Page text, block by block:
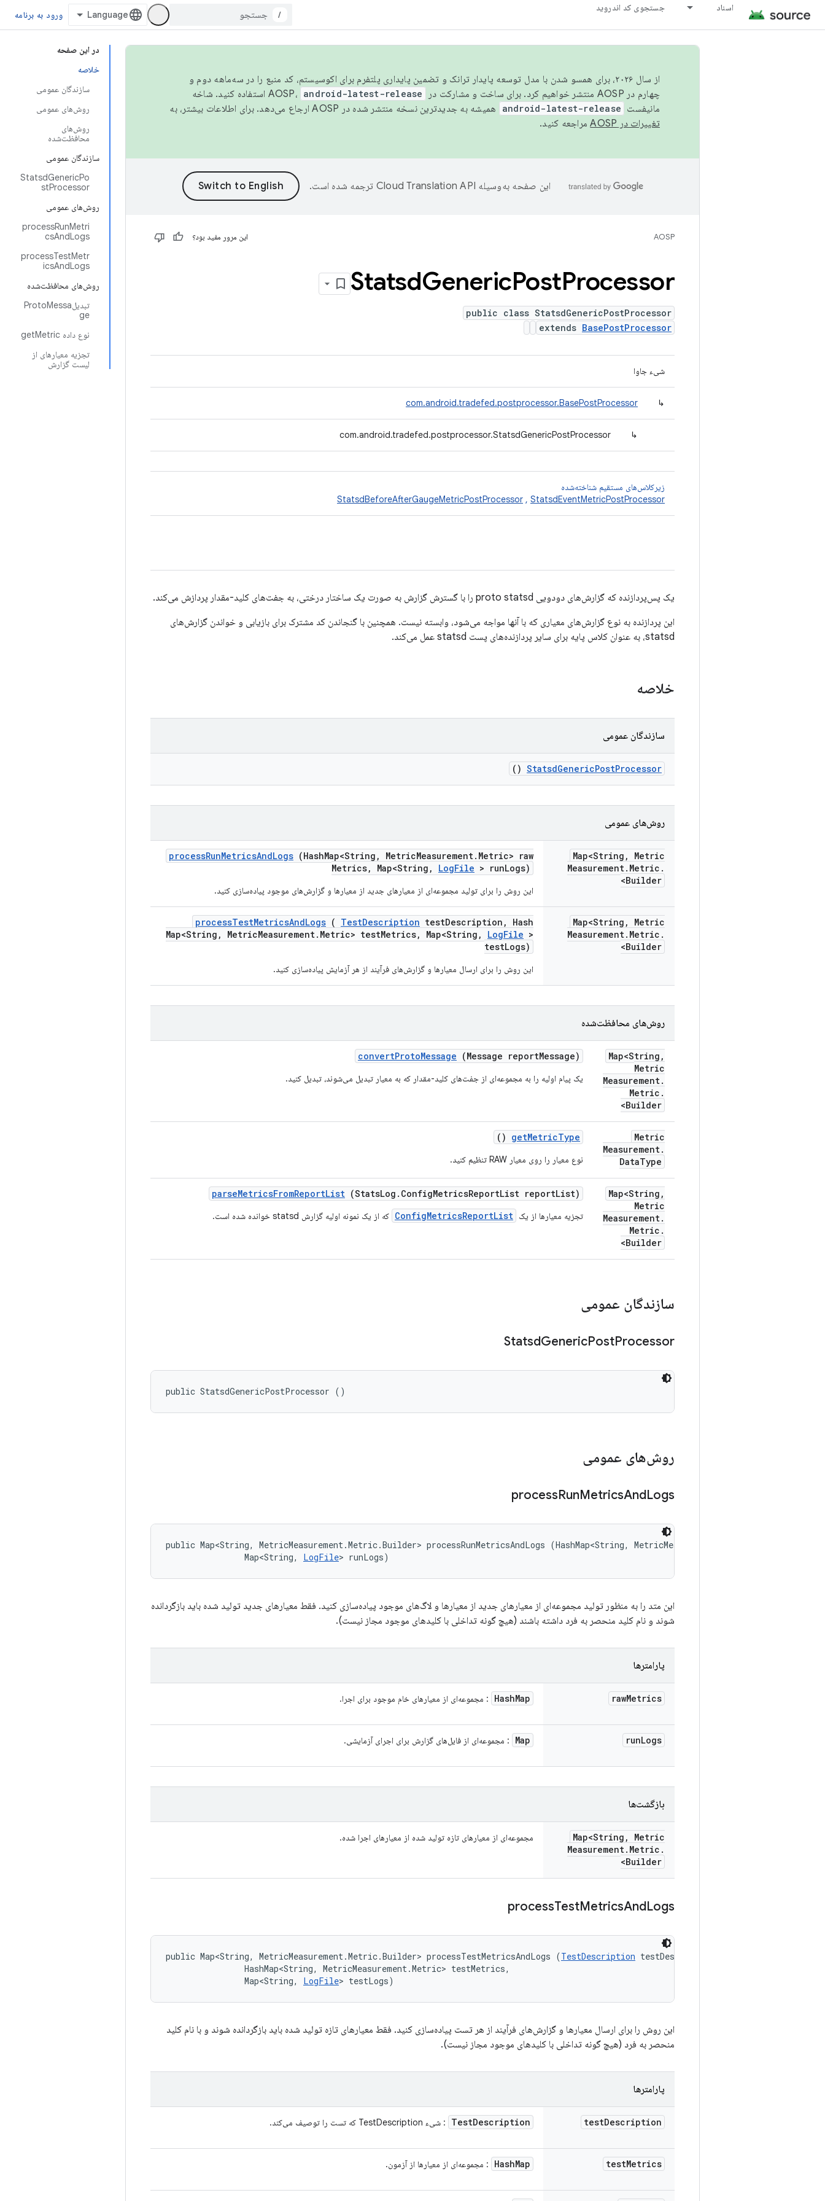
اسناد جستجوی کد اندروید
/ ورود به برنامه
در این صفحه
خلاصه
سازندگان عمومی
روش‌های عمومی
روش‌های
محافظت‌شده
سازندگان عمومی
StatsdGenericPo
stProcessor
روش‌های عمومی
processRunMetri
csAndLogs
processTestMetr
icsAndLogs
روش‌های محافظت‌شده
تبدیلProtoMessa
ge
نوع داده getMetric
تجزیه معیارهای از
لیست گزارش
از سال ۲۰۲۶، برای همسو شدن با مدل توسعه پایدار ترانک و تضمین پایداری پلتفرم برای اکوسیستم، کد منبع را در سه‌ماهه دوم و
چهارم در AOSP منتشر خواهیم کرد. برای ساخت و مشارکت در AOSP،
android-latest-release
استفاده کنید. شاخه
مانیفست android-latest-release
همیشه به جدیدترین نسخه منتشر شده در AOSP ارجاع می‌دهد. برای اطلاعات بیشتر، به
تغییرات در AOSP
مراجعه کنید.
این صفحه به‌وسیله ترجمه شده است.
AOSP این مرور مفید بود؟
StatsdGenericPostProcessor
public class StatsdGenericPostProcessor
extends BasePostProcessor
شیء جاوا
↳
com.android.tradefed.postprocessor.BasePostProcessor
↳
com.android.tradefed.postprocessor.StatsdGenericPostProcessor
زیرکلاس‌های مستقیم شناخته‌شده
StatsdBeforeAfterGaugeMetricPostProcessor , StatsdEventMetricPostProcessor
یک پس‌پردازنده که گزارش‌های دودویی proto statsd را با گسترش گزارش به صورت یک ساختار درختی، به جفت‌های کلید-مقدار پردازش می‌کند.
این پردازنده به نوع گزارش‌های معیاری که با آنها مواجه می‌شود، وابسته نیست. همچنین با گنجاندن کد مشترک برای بازیابی و خواندن گزارش‌های
statsd، به عنوان کلاس پایه برای سایر پردازنده‌های پست statsd عمل می‌کند.
خلاصه
سازندگان عمومی
StatsdGenericPostProcessor
()
روش‌های عمومی
Map<String ,
Metric
Measurement. Metric .
Builder>
processRunMetricsAndLogs (HashMap<String , MetricMeasurement. Metric> raw
Metrics, Map<String , LogFile > runLogs)
این روش را برای تولید مجموعه‌ای از معیارهای جدید از معیارها و گزارش‌های موجود پیاده‌سازی کنید.
Map<String ,
Metric
Measurement. Metric .
Builder>
processTestMetricsAndLogs ( TestDescription testDescription ,
Hash
Map<String , MetricMeasurement. Metric> testMetrics, Map<String , LogFile >
testLogs)
این روش را برای ارسال معیارها و گزارش‌های فرآیند از هر آزمایش پیاده‌سازی کنید.
روش‌های محافظت‌شده
Map<String ,
Metric
Measurement.
Metric .
Builder>
convertProtoMessage (Message reportMessage)
یک پیام اولیه را به مجموعه‌ای از جفت‌های کلید-مقدار که به معیار تبدیل می‌شوند، تبدیل کنید.
Metric
Measurement.
DataType
getMetricType
()
نوع معیار را روی معیار RAW تنظیم کنید.
Map<String ,
Metric
Measurement.
Metric .
Builder>
parseMetricsFromReportList (StatsLog . ConfigMetricsReportList reportList)
تجزیه معیارها از یک ConfigMetricsReportList که از یک نمونه اولیه گزارش statsd خوانده شده است.
سازندگان عمومی
StatsdGenericPostProcessor
public StatsdGenericPostProcessor ()
روش‌های عمومی
processRunMetricsAndLogs
public Map<String, MetricMeasurement.Metric.Builder> processRunMetricsAndLogs (HashMap<String, MetricMeasurement.Metric> rawMetrics,
                Map<String,
LogFile> runLogs)
این متد را به منظور تولید مجموعه‌ای از معیارهای جدید از معیارها و لاگ‌های موجود پیاده‌سازی کنید. فقط معیارهای جدید تولید شده باید بازگردانده
شوند و نام کلید منحصر به فرد داشته باشند (هیچ گونه تداخلی با کلیدهای موجود مجاز نیست).
پارامترها
rawMetrics
HashMap : مجموعه‌ای از معیارهای خام موجود برای اجرا.
runLogs
Map : مجموعه‌ای از فایل‌های گزارش برای اجرای آزمایشی.
بازگشت‌ها
Map<String ,
Metric
Measurement. Metric .
Builder>
مجموعه‌ای از معیارهای تازه تولید شده از معیارهای اجرا شده.
processTestMetricsAndLogs
public Map<String, MetricMeasurement.Metric.Builder> processTestMetricsAndLogs (TestDescription testDescription,
                HashMap<String, MetricMeasurement.Metric> testMetrics,
                Map<String,
LogFile> testLogs)
این روش را برای ارسال معیارها و گزارش‌های فرآیند از هر تست پیاده‌سازی کنید. فقط معیارهای تازه تولید شده باید بازگردانده شوند و با نام کلید
منحصر به فرد (هیچ گونه تداخلی با کلیدهای موجود مجاز نیست).
پارامترها
testDescription
TestDescription : شیء TestDescription که تست را توصیف می‌کند.
testMetrics
HashMap : مجموعه‌ای از معیارها از آزمون.